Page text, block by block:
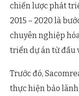
chiến lược phát
2015 – 2020 là
chuyên nghiệp
triển dự án từ đầu
Trước đó,
thực hiện bảo